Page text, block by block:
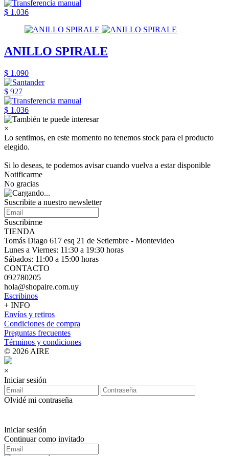
$ 1.036
ANILLO SPIRALE
$ 1.090
$ 927
$ 1.036
×
Lo sentimos, en este momento no tenemos stock para el producto
elegido.
Si lo deseas, te podemos avisar cuando vuelva a estar disponible
Notificarme
No gracias
Suscribite a nuestro newsletter
Suscribirme
TIENDA
Tomás Diago 617 esq 21 de Setiembre - Montevideo
Lunes a Viernes: 11:30 a 19:30 horas
Sábados: 11:00 a 15:00 horas
CONTACTO
092780205
hola@shopaire.com.uy
Escribinos
+ INFO
Envíos y retiros
Condiciones de compra
Preguntas frecuentes
Términos y condiciones
© 2026 AIRE
×
Iniciar sesión
Olvidé mi contraseña
Iniciar sesión
Continuar como invitado